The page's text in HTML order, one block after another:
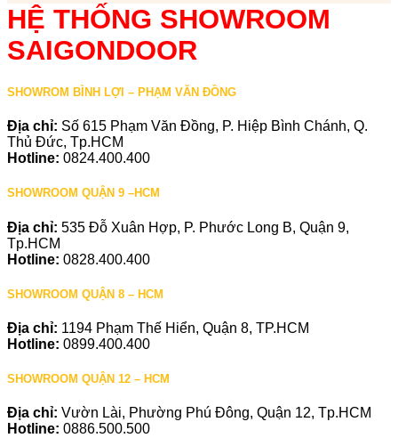
HỆ THỐNG SHOWROOM
SAIGONDOOR
SHOWROM BÌNH LỢI – PHẠM VĂN ĐỒNG
Địa chỉ: Số 615 Phạm Văn Đồng, P. Hiệp Bình Chánh, Q.
Thủ Đức, Tp.HCM
Hotline: 0824.400.400
SHOWROOM QUẬN 9 –HCM
Địa chỉ: 535 Đỗ Xuân Hợp, P. Phước Long B, Quận 9,
Tp.HCM
Hotline: 0828.400.400
SHOWROOM QUẬN 8 – HCM
Địa chỉ: 1194 Phạm Thế Hiển, Quận 8, TP.HCM
Hotline: 0899.400.400
SHOWROOM QUẬN 12 – HCM
Địa chỉ: Vườn Lài, Phường Phú Đông, Quận 12, Tp.HCM
Hotline: 0886.500.500